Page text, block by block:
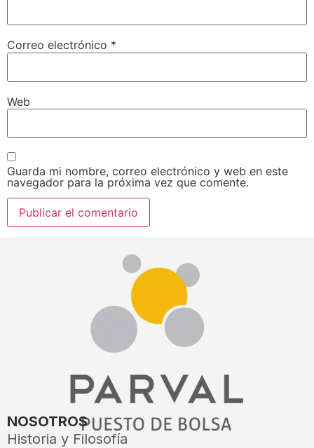
Correo electrónico *
Web
Guarda mi nombre, correo electrónico y web en este
navegador para la próxima vez que comente.
NOSOTROS
Historia y Filosofía